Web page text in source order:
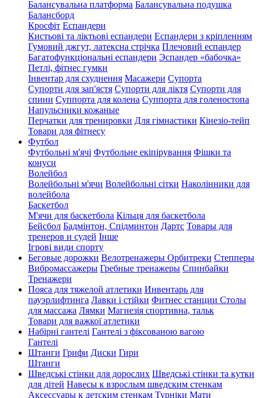
Балансувальна платформа Балансувальна подушка
Балансборд
Кросфіт Еспандери
Кистьові та ліктьові еспандери Еспандери з кріпленням
Гумовий джгут, латексна стрічка Плечовий еспандер
Багатофункціональні еспандери Эспандер «бабочка»
Петлі, фітнес гумки
Інвентар для схуднення Масажери Супорта
Супорти для зап'ястя Супорти для ліктя Супорти для
спини Суппорта для колена Суппорта для голеностопа
Напульсники кожаные
Перчатки для тренировки Для гімнастики Кінезіо-тейп
Товари для фітнесу
Футбол
Футбольні м'ячі Футбольне екіпірування Фішки та
конуси
Волейбол
Волейбольні м'ячи Волейбольні сітки Наколінники для
волейбола
Баскетбол
М'ячи для баскетбола Кільця для баскетбола
Бейсбол Бадмінтон, Спідминтон Дартс Товары для
тренеров и судей Інше
Ігрові види спорту
Беговые дорожки Велотренажеры Орбитреки Степперы
Вибромассажеры Гребные тренажеры Спинбайки
Тренажери
Пояса для тяжелой атлетики Инвентарь для
пауэрлифтинга Лавки і стійки Фитнес станции Столы
для массажа Лямки Магнезія спортивна, тальк
Товари для важкої атлетики
Набірні гантелі Гантелі з фіксованою вагою
Гантелі
Штанги Грифи Диски Гири
Штанги
Шведські стінки для дорослих Шведські стінки та кутки
для дітей Навесы к взрослым шведским стенкам
Аксессуары к детским стенкам Турніки Мати